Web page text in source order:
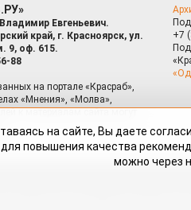
Евгеньевич.
край, г. Красноярск, ул.
9, оф. 615.
88
на портале «Красраб»,
«Мнения», «Молва»,
к материалам сайта могут
+7
размещённые на портале
авторского права. Полное или
на сайте, Вы даете
для повышения качества
можно через